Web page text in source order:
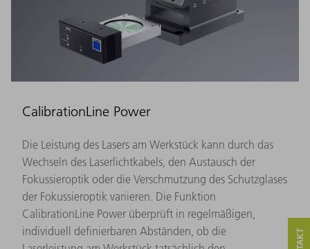
CalibrationLine Power
Die Leistung des Lasers am Werkstück kann durch das
Wechseln des Laserlichtkabels, den Austausch der
Fokussieroptik oder die Verschmutzung des Schutzglases
der Fokussieroptik variieren. Die Funktion
CalibrationLine Power überprüft in regelmäßigen,
individuell definierbaren Abständen, ob die